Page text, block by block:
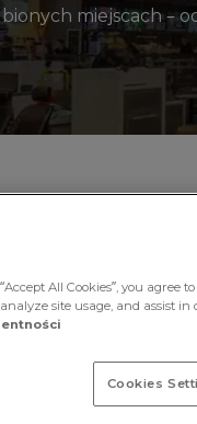
miejscach –
All Cookies”, you agree
site usage, and assist
Cookies